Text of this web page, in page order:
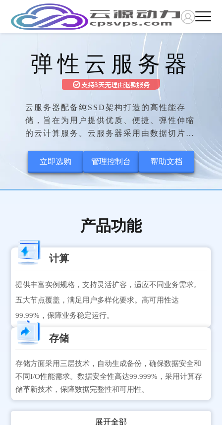
弹性云服务器
支持3天无理由退款服务
云服务器配备纯SSD架构打造的高性能存
储，旨在为用户提供优质、便捷、弹性伸缩
的云计算服务。云服务器采用由数据切片技
术构建的三层存储功能，切实保护客户数据
的安全。同时可弹性扩展的资源用量，为客
户业务在高峰期的顺畅保驾护航；灵活多样
的计费方式，为客户有效地节省IT运营成
立即选购 管理控制台 帮助文档
产品功能
计算
提供丰富实例规格，支持灵活扩容，适应不同业务需求。
五大节点覆盖，满足用户多样化要求。高可用性达
99.99%，保障业务稳定运行。
存储
存储方面采用三层技术，自动生成备份，确保数据安全和
不同I/O性能需求。数据安全性高达99.999%，采用计算存
储革新技术，保障数据完整性和可用性。
展开全部